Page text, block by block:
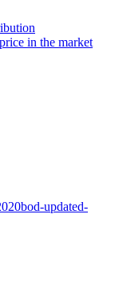
in the market
bod-updated-